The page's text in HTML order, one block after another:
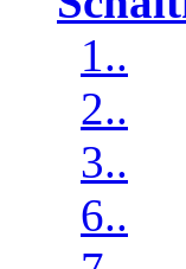
1..
2..
3..
6..